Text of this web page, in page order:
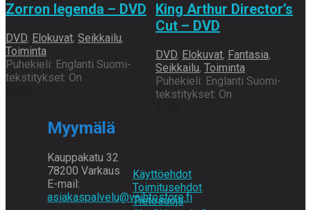
Zorron legenda – DVD
DVD, Elokuvat, Seikkailu,
Toiminta
Puhekieli: Englanti Suomi-
tekstitykset: On
King Arthur Director’s
Cut – DVD
DVD, Elokuvat, Fantasia,
Seikkailu, Toiminta
Puhekieli: Englanti Suomi-
tekstitykset: On
Myymälä
Kauppakatu 32
78200 Varkaus
E-mail:
asiakaspalvelu@vaihtostore.fi
Käyttöehdot
Toimitusehdot
Tietosuoja